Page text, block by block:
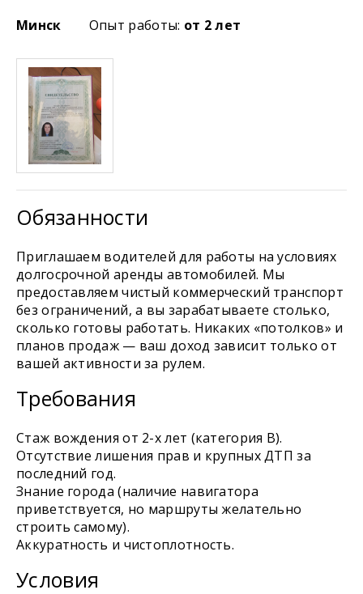
Минск Опыт работы: от 2 лет
Обязанности
Приглашаем водителей для работы на условиях
долгосрочной аренды автомобилей. Мы
предоставляем чистый коммерческий транспорт
без ограничений, а вы зарабатываете столько,
сколько готовы работать. Никаких «потолков» и
планов продаж — ваш доход зависит только от
вашей активности за рулем.
Требования
Стаж вождения от 2-х лет (категория B).
Отсутствие лишения прав и крупных ДТП за
последний год.
Знание города (наличие навигатора
приветствуется, но маршруты желательно
строить самому).
Аккуратность и чистоплотность.
Условия